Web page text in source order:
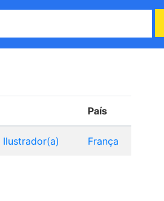
País
Ilustrador(a) França